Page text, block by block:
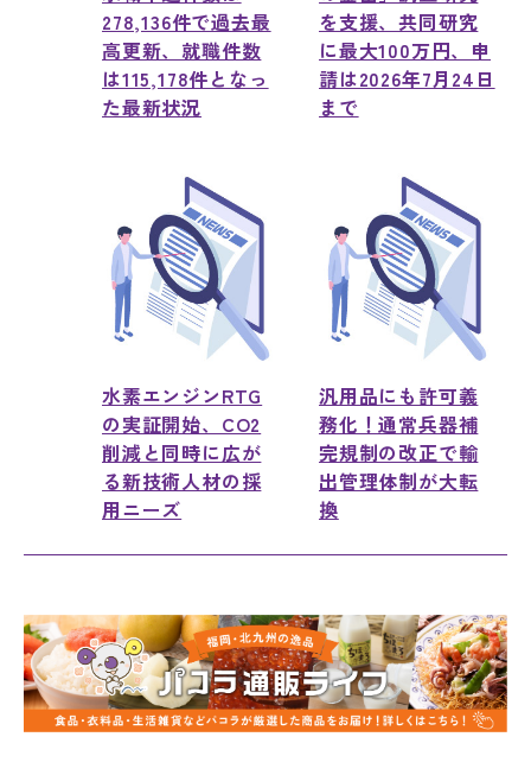
278,136件で過去最
高更新、就職件数
は115,178件となっ
た最新状況
を支援、共同研究
に最大100万円、申
請は2026年7月24日
まで
水素エンジンRTG
の実証開始、CO2
削減と同時に広が
る新技術人材の採
用ニーズ
汎用品にも許可義
務化！通常兵器補
完規制の改正で輸
出管理体制が大転
換